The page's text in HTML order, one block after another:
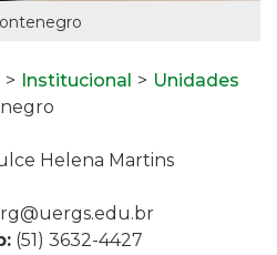
> Institucional > Unidades
Helena Martins
(51) 3632-4427